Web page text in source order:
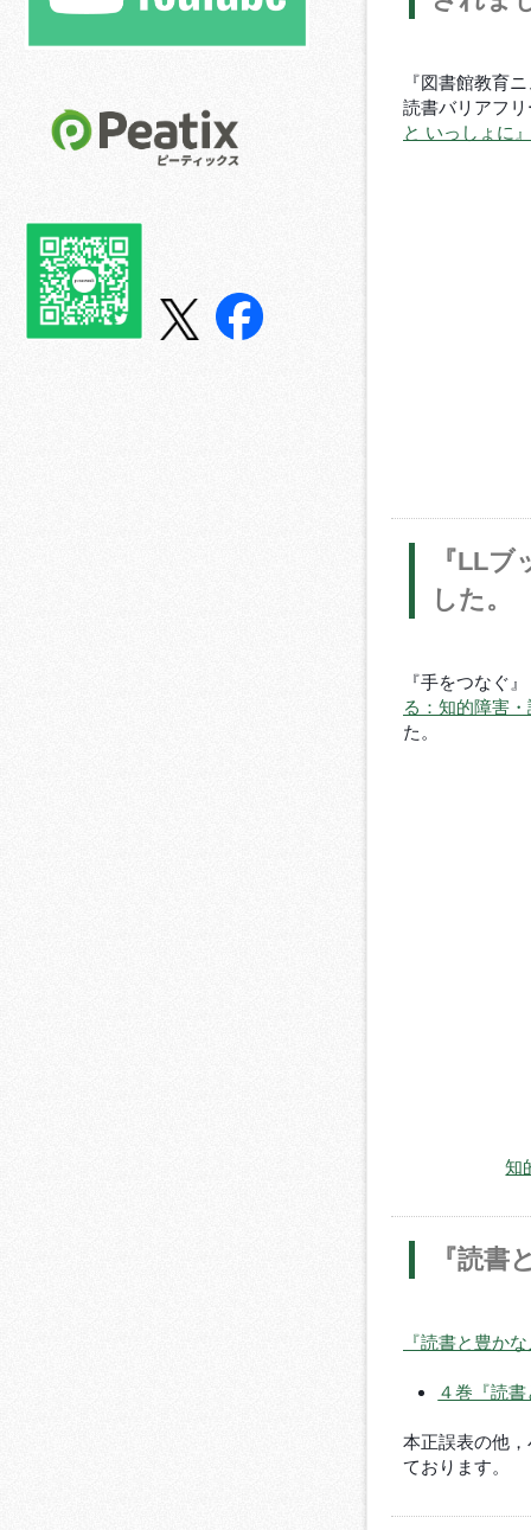
『図書館教育
読書バリアフ
と いっしょに』
『LL
した。
『手をつなぐ
る：知的障害
た。
知
『読書
『読書と豊か
４巻『読
本正誤表の他
ております。